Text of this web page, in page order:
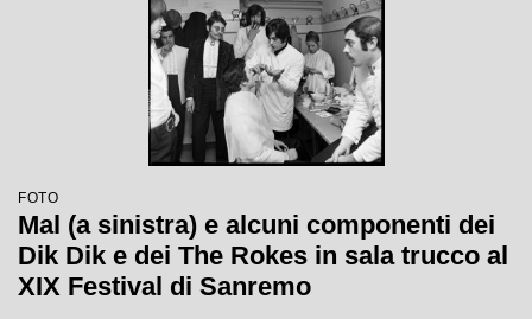
FOTO
Mal (a sinistra) e alcuni componenti dei
Dik Dik e dei The Rokes in sala trucco al
XIX Festival di Sanremo